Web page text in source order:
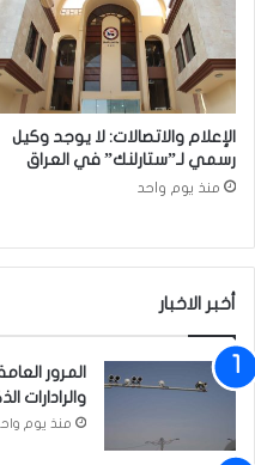
ا
ف
ر
ص
إ
ه
ء
ة
الإعلام والاتصالات: لا يوجد وكيل
رسمي لـ”ستارلنك” في العراق
منذ يوم واحد
أخبر الاخبار
والرادارات
منذ يوم